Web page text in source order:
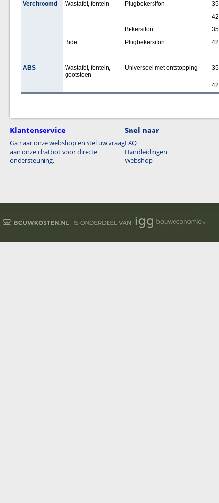
Verchroomd Wastafel, fontein Plugbekersifon
Bekersifon
Bidet
Plugbekersifon
ABS
Wastafel, fontein,
gootsteen
Universeel met ontstopping
Klantenservice
Ga naar onze webshop en stel uw vraag
aan onze chatbot voor directe
ondersteuning.
Snel naar
FAQ
Handleidingen
Webshop